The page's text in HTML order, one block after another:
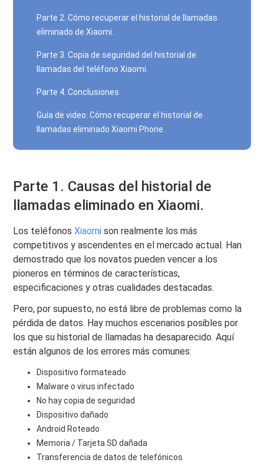
Parte 2. Cómo recuperar el historial de llamadas
eliminado de Xiaomi.
Parte 3. Copia de seguridad del historial de
llamadas del teléfono Xiaomi.
Parte 4. Conclusiones
Guía de video: Cómo recuperar el historial de
llamadas eliminado Xiaomi Phone.
Parte 1. Causas del historial de
llamadas eliminado en Xiaomi.
Los teléfonosXiaomison realmente los más
competitivos y ascendentes en el mercado actual. Han
demostrado que los novatos pueden vencer a los
pioneros en términos de características,
especificaciones y otras cualidades destacadas.
Pero, por supuesto, no está libre de problemas como la
pérdida de datos. Hay muchos escenarios posibles por
los que su historial de llamadas ha desaparecido. Aquí
están algunos de los errores más comunes:
Dispositivo formateado
Malware o virus infectado
No hay copia de seguridad
Dispositivo dañado
Android Roteado
Memoria / Tarjeta SD dañada
Transferencia de datos de telefónicos